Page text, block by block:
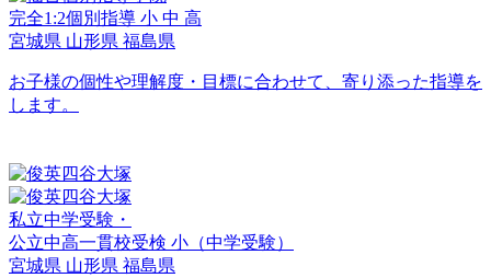
完全1:2個別指導 小 中 高
宮城県 山形県 福島県
お子様の個性や理解度・目標に合わせて、寄り添った指導を
します。
私立中学受験・
公立中高一貫校受検 小 （中学受験）
宮城県 山形県 福島県